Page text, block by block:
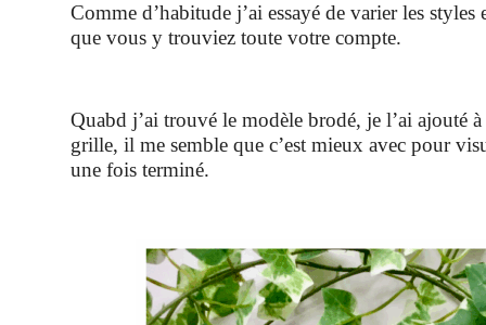
Comme d’habitude j’ai essayé de varier les
que vous y trouviez toute votre compte.
Quabd j’ai trouvé le modèle brodé, je l’ai ajouté
grille, il me semble que c’est mieux avec pour
une fois terminé.